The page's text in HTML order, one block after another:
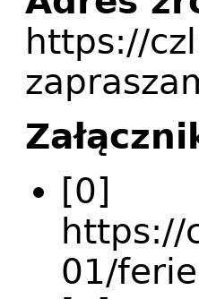
https://
[0]
https://
01/